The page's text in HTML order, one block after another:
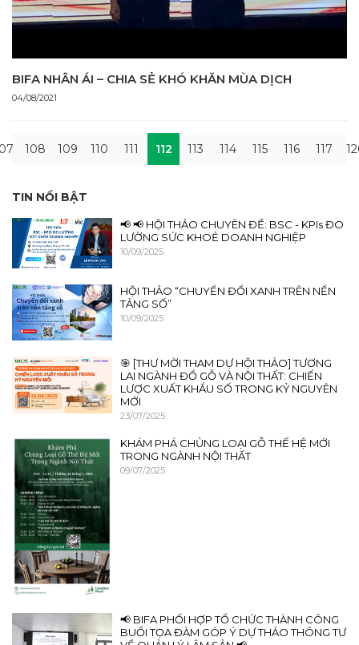
BIFA NHÂN ÁI – CHIA SẺ KHÓ KHĂN MÙA DỊCH
04/08/2021
108 109 110 111 112 113 114 115 116 117
TIN NỔI BẬT
📢 📢 HỘI THẢO CHUYÊN ĐỀ: BSC - KPIs ĐO
LƯỜNG SỨC KHOẺ DOANH NGHIỆP
10/09/2025
HỘI THẢO “CHUYỂN ĐỔI XANH TRÊN NỀN
TẢNG SỐ”
10/09/2025
🎯 [THƯ MỜI THAM DỰ HỘI THẢO] TƯƠNG
LAI NGÀNH ĐỒ GỖ VÀ NỘI THẤT: CHIẾN
LƯỢC XUẤT KHẨU SỐ TRONG KỶ NGUYÊN
MỚI
23/07/2025
KHÁM PHÁ CHỦNG LOẠI GỖ THẾ HỆ MỚI
TRONG NGÀNH NỘI THẤT
09/07/2025
📢 BIFA PHỐI HỢP TỔ CHỨC THÀNH CÔNG
BUỔI TỌA ĐÀM GÓP Ý DỰ THẢO THÔNG TƯ